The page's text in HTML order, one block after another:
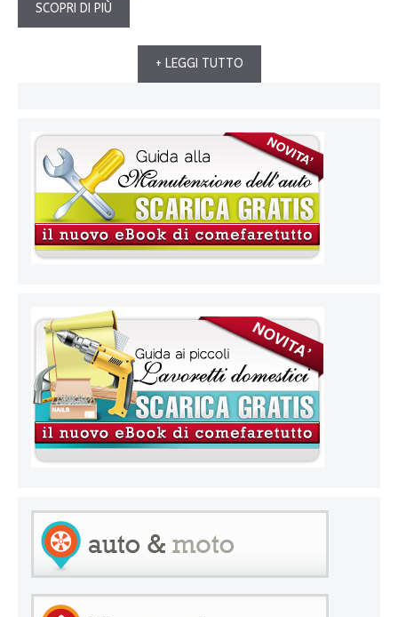
SCOPRI DI PIÙ
+ LEGGI TUTTO